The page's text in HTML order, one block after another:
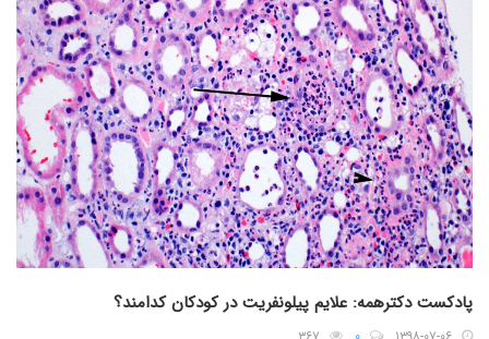
پادکست دکترهمه: علایم پیلونفریت در کودکان کدامند؟